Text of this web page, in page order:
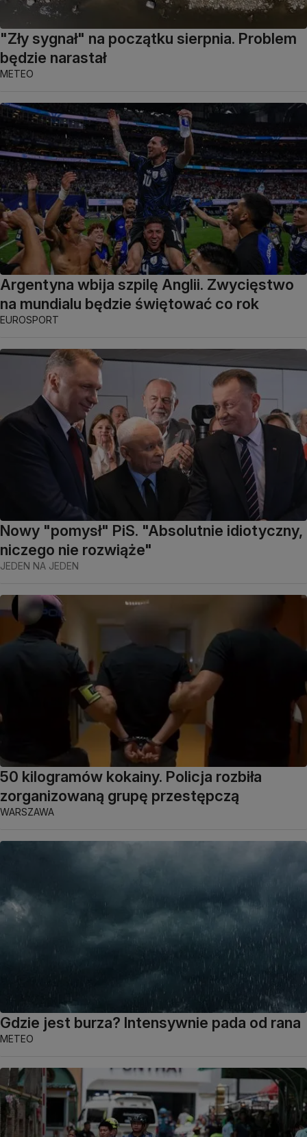
"Zły sygnał" na początku sierpnia. Problem
będzie narastał
METEO
Argentyna wbija szpilę Anglii. Zwycięstwo
na mundialu będzie świętować co rok
EUROSPORT
Nowy "pomysł" PiS. "Absolutnie idiotyczny,
niczego nie rozwiąże"
JEDEN NA JEDEN
50 kilogramów kokainy. Policja rozbiła
zorganizowaną grupę przestępczą
WARSZAWA
Gdzie jest burza? Intensywnie pada od rana
METEO